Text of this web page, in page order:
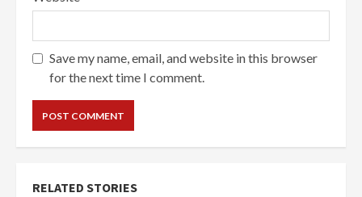
Save my name, email, and website in this browser
for the next time I comment.
RELATED STORIES